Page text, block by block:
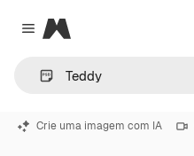
Close menu
Magnific
Crie uma imagem com IA